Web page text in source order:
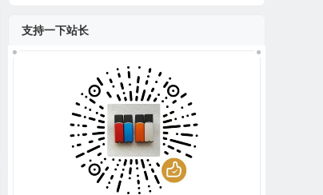
支持一下站长